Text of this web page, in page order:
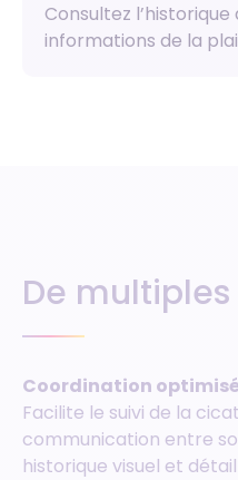
Consultez
informations de la
De
Coordination
Facilite le suivi de la
communication entre
historique visuel et